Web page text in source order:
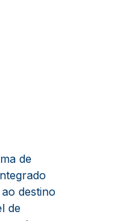
de
destino
de